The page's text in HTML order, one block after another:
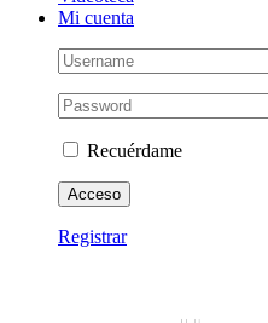
Mi cuenta
Recuérdame
Registrar